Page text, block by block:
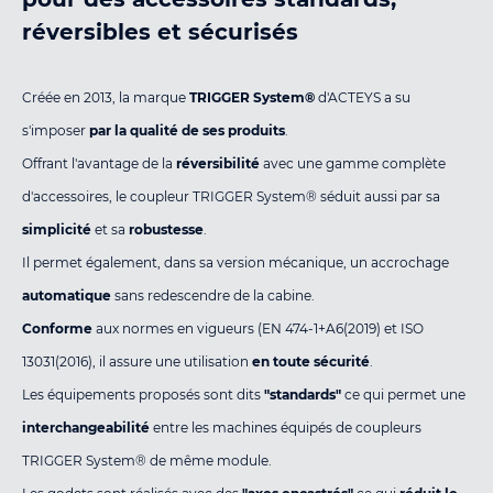
réversibles et sécurisés
Créée en 2013, la marque TRIGGER System® d'ACTEYS a su
s'imposer par la qualité de ses produits.
Offrant l'avantage de la réversibilité avec une gamme complète
d'accessoires, le coupleur TRIGGER System® séduit aussi par sa
simplicité et sa robustesse.
Il permet également, dans sa version mécanique, un accrochage
automatique sans redescendre de la cabine.
Conforme aux normes en vigueurs (EN 474-1+A6(2019) et ISO
13031(2016), il assure une utilisation en toute sécurité.
Les équipements proposés sont dits "standards" ce qui permet une
interchangeabilité entre les machines équipés de coupleurs
TRIGGER System® de même module.